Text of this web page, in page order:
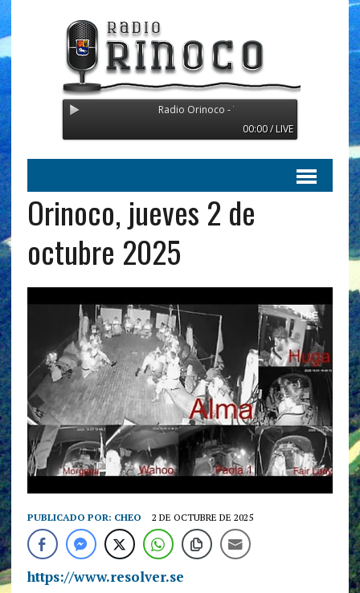
Radio Orinoco - Transmitiendo desde Suecia
00:00 / LIVE
Orinoco, jueves 2 de
octubre 2025
PUBLICADO POR: CHEO 2 DE OCTUBRE DE 2025
https://www.resolver.se